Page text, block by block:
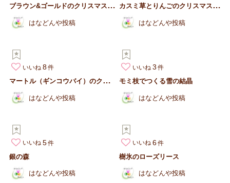
ブ
ラウン&ゴールドのクリスマスリース
はなどんや投稿
カ
スミ草とりんごのクリスマスアレンジ
はなどんや投稿
いいね 8
マ
ートル（ギンコウバイ）のクリスマスツリー
はなどんや投稿
いいね 3
モミ枝でつくる雪の結晶
はなどんや投稿
いいね 5
銀の森
はなどんや投稿
いいね 6
樹氷のローズリース
はなどんや投稿